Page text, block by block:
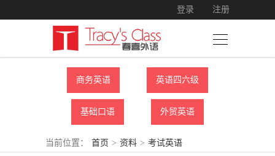
登录 注册
商务英语 英语四六级
基础口语 外贸英语
当前位置： 首页 > 资料 > 考试英语